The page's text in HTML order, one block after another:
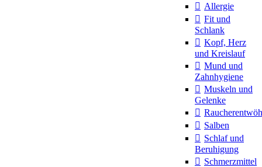
Allergie
Fit und
Schlank
Kopf, Herz
und Kreislauf
Mund und
Zahnhygiene
Muskeln und
Gelenke
Salben
Schlaf und
Beruhigung
Schmerzmittel